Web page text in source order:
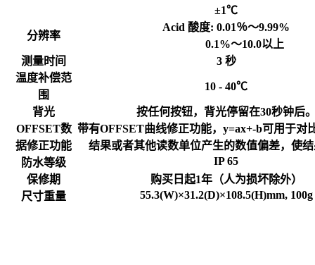
±1℃
分辨率
Acid 酸度: 0.01％～9.99%
0.1%～10.0以上
测量时间
3 秒
温度补偿范
围
10 - 40℃
背光 按任何按钮，背光停留在30秒钟后
OFFSET数
据修正功能
带有OFFSET曲线修正功能， y=ax+-b可用于对
结果或者其他读数单位产生的数值偏差，使
防水等级
IP 65
保修期
购买日起1年（人为损坏除外）
尺寸重量
55.3(W)×31.2(D)×108.5(H)mm, 100g